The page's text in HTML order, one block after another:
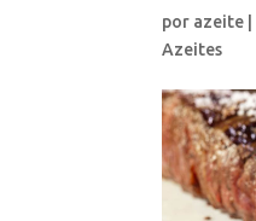
por azeite
Azeites